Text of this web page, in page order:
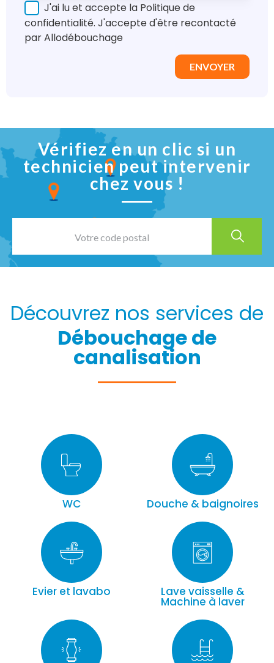
J'ai lu et accepte la Politique de
confidentialité. J'accepte d'être recontacté
par Allodébouchage
ENVOYER
Vérifiez en un clic si un
technicien peut intervenir
chez vous !
Découvrez nos services de
Débouchage de
canalisation
WC Douche & baignoires
Evier et lavabo Lave vaisselle &
Machine à laver